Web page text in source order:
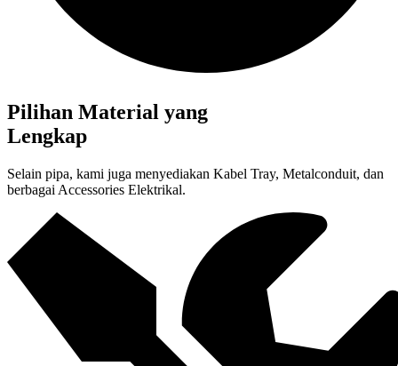
Pilihan Material yang
Lengkap
Selain pipa, kami juga menyediakan Kabel Tray, Metalconduit, dan
berbagai Accessories Elektrikal.